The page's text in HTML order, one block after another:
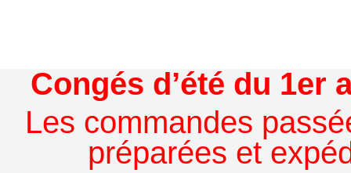
Congés d’été du 1er
Les commandes
préparées et